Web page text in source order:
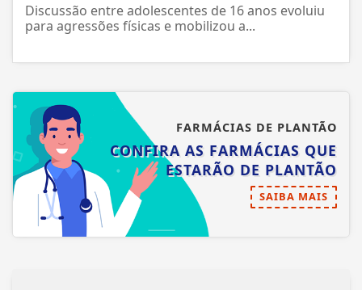
Discussão entre adolescentes de 16 anos evoluiu
para agressões físicas e mobilizou a...
FARMÁCIAS DE PLANTÃO
CONFIRA AS FARMÁCIAS QUE
ESTARÃO DE PLANTÃO
SAIBA MAIS